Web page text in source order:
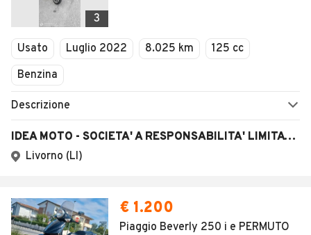
3
Usato Luglio 2022 8.025 km
125 cc
Benzina
Descrizione
IDEA MOTO - SOCIETA' A RESPONSABILITA' LIMITATA SEMPLIFICATA
Livorno (LI)
€ 1.200
Piaggio Beverly 250 i e PERMUTO